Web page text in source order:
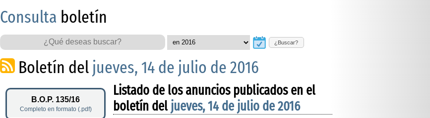
Consulta boletín
¿Buscar?
Boletín del jueves, 14 de julio de 2016
B.O.P. 135/16
Completo en formato (.pdf)
Listado de los anuncios publicados en el
boletín del jueves, 14 de julio de 2016